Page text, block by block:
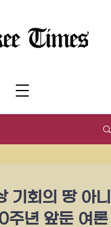
기회의 땅 아니
주년 앞둔 여론